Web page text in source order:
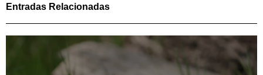
Entradas Relacionadas